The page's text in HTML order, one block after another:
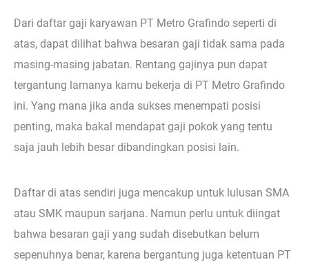
Dari daftar gaji karyawan PT Metro Grafindo seperti di
atas, dapat dilihat bahwa besaran gaji tidak sama pada
masing-masing jabatan. Rentang gajinya pun dapat
tergantung lamanya kamu bekerja di PT Metro Grafindo
ini. Yang mana jika anda sukses menempati posisi
penting, maka bakal mendapat gaji pokok yang tentu
saja jauh lebih besar dibandingkan posisi lain.
Daftar di atas sendiri juga mencakup untuk lulusan SMA
atau SMK maupun sarjana. Namun perlu untuk diingat
bahwa besaran gaji yang sudah disebutkan belum
sepenuhnya benar, karena bergantung juga ketentuan PT